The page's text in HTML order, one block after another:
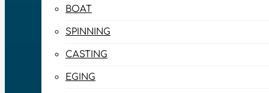
BOAT
SPINNING
CASTING
EGING